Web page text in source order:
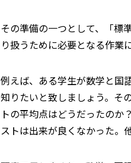
その準備の一つとして、「標
り扱うために必要となる作業
例えば、ある学生が数学と国
知りたいと致しましょう。そ
トの平均点はどうだったの
ストは出来が良くなかった。